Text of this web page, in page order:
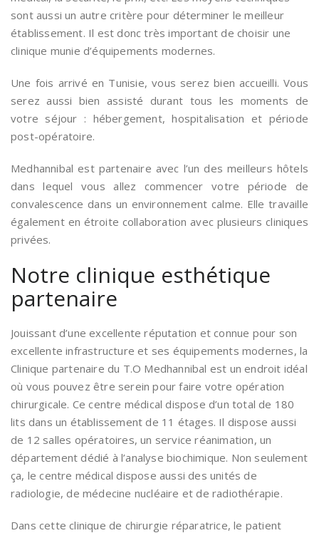
sont aussi un autre critère pour déterminer le meilleur
établissement. Il est donc très important de choisir une
clinique munie d’équipements modernes.
Une fois arrivé en Tunisie, vous serez bien accueilli. Vous
serez aussi bien assisté durant tous les moments de
votre séjour : hébergement, hospitalisation et période
post-opératoire.
Medhannibal est partenaire avec l’un des meilleurs hôtels
dans lequel vous allez commencer votre période de
convalescence dans un environnement calme. Elle travaille
également en étroite collaboration avec plusieurs cliniques
privées.
Notre clinique esthétique
partenaire
Jouissant d’une excellente réputation et connue pour son
excellente infrastructure et ses équipements modernes, la
Clinique partenaire du T.O Medhannibal est un endroit idéal
où vous pouvez être serein pour faire votre opération
chirurgicale. Ce centre médical dispose d’un total de 180
lits dans un établissement de 11 étages. Il dispose aussi
de 12 salles opératoires, un service réanimation, un
département dédié à l’analyse biochimique. Non seulement
ça, le centre médical dispose aussi des unités de
radiologie, de médecine nucléaire et de radiothérapie.
Dans cette clinique de chirurgie réparatrice, le patient